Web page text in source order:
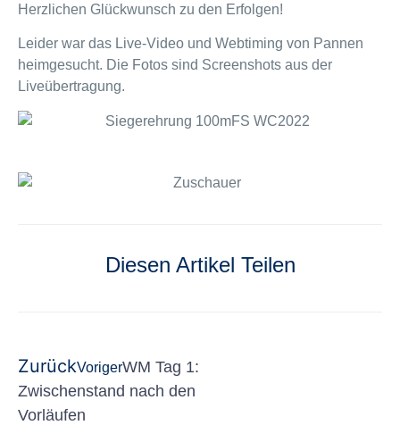
Herzlichen Glückwunsch zu den Erfolgen!
Leider war das Live-Video und Webtiming von Pannen
heimgesucht. Die Fotos sind Screenshots aus der
Liveübertragung.
Diesen Artikel Teilen
ZurückVorigerWM Tag 1:
Zwischenstand nach den
Vorläufen